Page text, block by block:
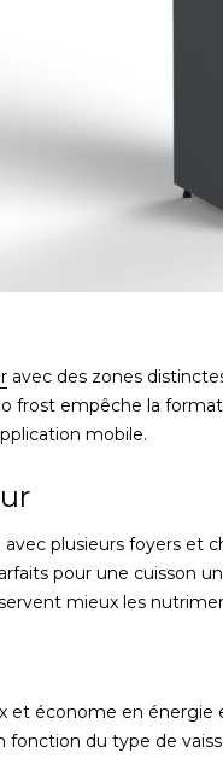
avec des zones
frost empêche la
mobile.
plusieurs foyers et
pour une cuisson
mieux les
et économe en
fonction du type de